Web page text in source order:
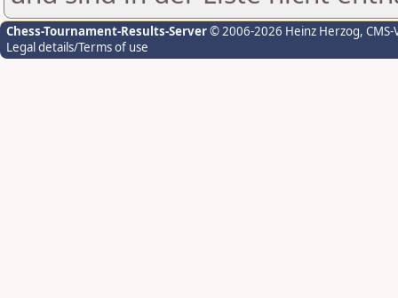
Chess-Tournament-Results-Server© 2006-2026 Heinz Herzog,
Legal details/Terms of use